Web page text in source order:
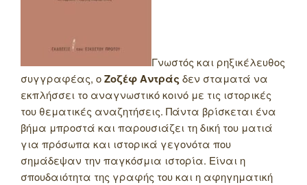
Γνωστός και ρηξικέλευθος
συγγραφέας, οΖοζέφ Αντράς δεν σταματά να
εκπλήσσει το αναγνωστικό κοινό με τις ιστορικές
του θεματικές αναζητήσεις. Πάντα βρίσκεται ένα
βήμα μπροστά και παρουσιάζει τη δική του ματιά
για πρόσωπα και ιστορικά γεγονότα που
σημάδεψαν την παγκόσμια ιστορία. Είναι η
σπουδαιότητα της γραφής του και η αφηγηματική